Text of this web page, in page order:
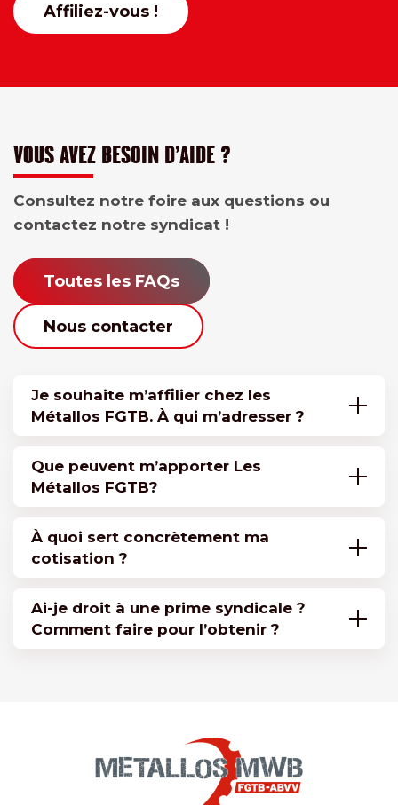
Affiliez-vous !
VOUS AVEZ BESOIN D’AIDE ?
Consultez notre foire aux questions ou
contactez notre syndicat !
Toutes les FAQs
Nous contacter
Je souhaite m’affilier chez les
Métallos FGTB. À qui m’adresser ?
Que peuvent m’apporter Les
Métallos FGTB?
À quoi sert concrètement ma
cotisation ?
Ai-je droit à une prime syndicale ?
Comment faire pour l’obtenir ?